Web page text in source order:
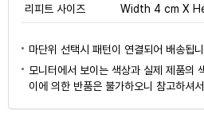
리피트 사이즈 Width 4 cm X
마단위 선택시 패턴이 연결되어 배송됩
모니터에서 보이는 색상과 실제 제품의
이에 의한 반품은 불가하오니 참고하셔